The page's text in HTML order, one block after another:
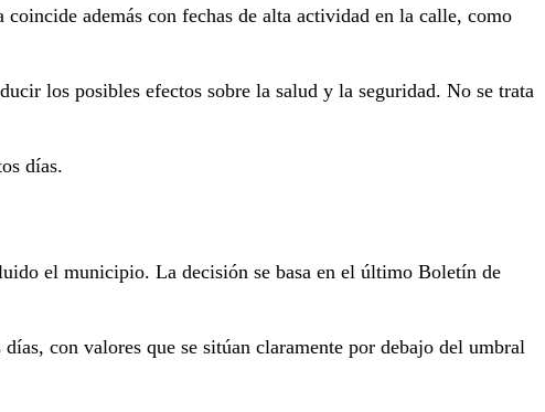
además con fechas de alta actividad en la calle, como
los posibles efectos sobre la salud y la seguridad. No se trata
días.
el municipio. La decisión se basa en el último Boletín de
con valores que se sitúan claramente por debajo del umbral